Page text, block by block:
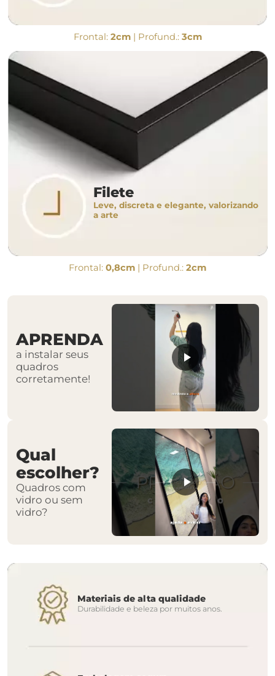
Frontal: 2cm| Profund.: 3cm
Filete
Leve, discreta e elegante, valorizando
a arte
Frontal: 0,8cm | Profund.: 2cm
APRENDA
a instalar seus
quadros
corretamente!
Qual
escolher?
Quadros com
vidro ou sem
vidro?
Materiais de alta qualidade
Durabilidade e beleza por muitos anos.